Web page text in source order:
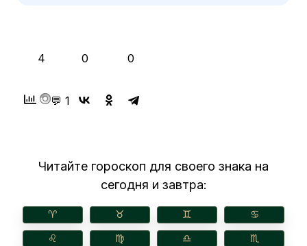
4 0 0
💬 1
Читайте гороскоп для своего знака на
сегодня и завтра:
♈︎ ♉︎ ♊︎ ♋︎
♌︎ ♍︎ ♎︎ ♏︎